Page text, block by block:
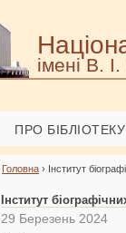
імені В.
ПРО БІБЛІОТЕКУ
Головна › Інститут
Інститут
29 Березень 2024